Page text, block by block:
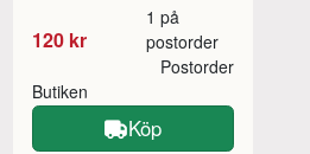
120 kr
1 på
postorder
Butiken
Postorder
Köp